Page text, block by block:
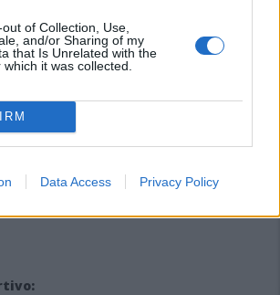
of Collection, Use,
and/or Sharing of my
that Is Unrelated with the
it was collected.
Data Access Privacy Policy